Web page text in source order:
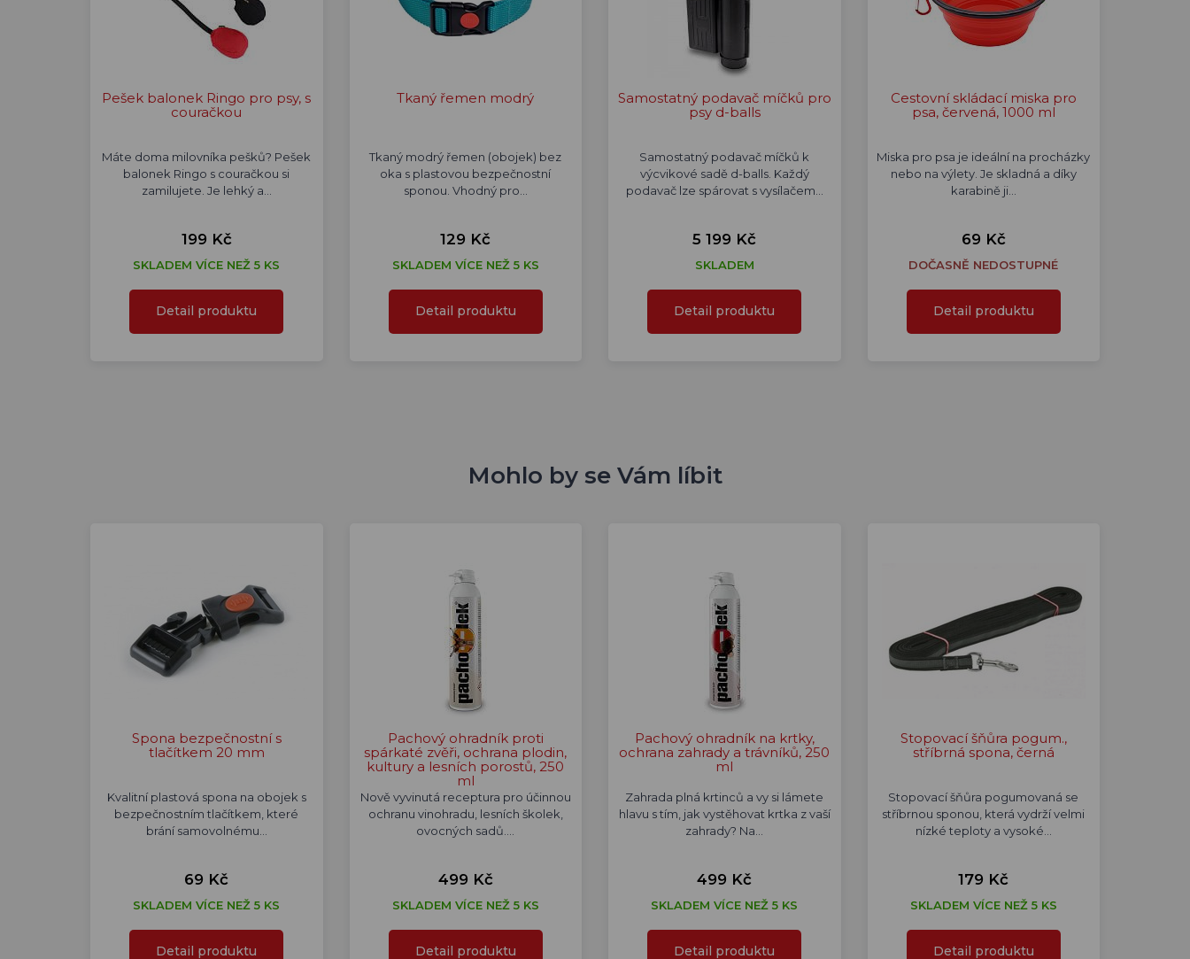
Pešek balonek Ringo pro psy, s
couračkou
Máte doma milovníka pešků? Pešek
balonek Ringo s couračkou si
zamilujete. Je lehký a…
199 Kč
SKLADEM VÍCE NEŽ 5 KS
Detail produktu
Tkaný řemen modrý
Tkaný modrý řemen (obojek) bez
oka s plastovou bezpečnostní
sponou. Vhodný pro…
129 Kč
SKLADEM VÍCE NEŽ 5 KS
Detail produktu
Samostatný podavač míčků pro
psy d-balls
Samostatný podavač míčků k
výcvikové sadě d-balls. Každý
podavač lze spárovat s vysílačem…
5 199 Kč
SKLADEM
Detail produktu
Cestovní skládací miska pro
psa, červená, 1000 ml
Miska pro psa je ideální na procházky
nebo na výlety. Je skladná a díky
karabině ji…
69 Kč
DOČASNĚ NEDOSTUPNÉ
Detail produktu
Mohlo by se Vám líbit
Spona bezpečnostní s
tlačítkem 20 mm
Kvalitní plastová spona na obojek s
bezpečnostním tlačítkem, které
brání samovolnému…
69 Kč
SKLADEM VÍCE NEŽ 5 KS
Detail produktu
Pachový ohradník proti
spárkaté zvěři, ochrana plodin,
kultury a lesních porostů, 250
ml
Nově vyvinutá receptura pro účinnou
ochranu vinohradu, lesních školek,
ovocných sadů.…
499 Kč
SKLADEM VÍCE NEŽ 5 KS
Detail produktu
Pachový ohradník na krtky,
ochrana zahrady a trávníků, 250
ml
Zahrada plná krtinců a vy si lámete
hlavu s tím, jak vystěhovat krtka z vaší
zahrady? Na…
499 Kč
SKLADEM VÍCE NEŽ 5 KS
Detail produktu
Stopovací šňůra pogum.,
stříbrná spona, černá
Stopovací šňůra pogumovaná se
stříbrnou sponou, která vydrží velmi
nízké teploty a vysoké…
179 Kč
SKLADEM VÍCE NEŽ 5 KS
Detail produktu